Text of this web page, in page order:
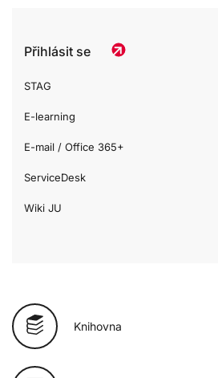
Přihlásit se
STAG
E-learning
E-mail / Office 365+
ServiceDesk
Wiki JU
Knihovna